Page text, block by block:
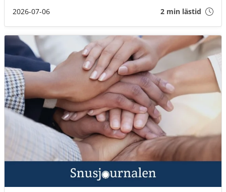
(för eget bruk och i rimlig mängd).
2026-07-06 2 min lästid